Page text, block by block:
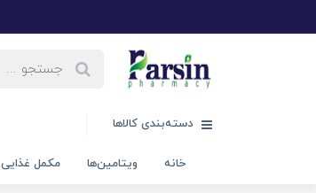
دسته‌بندی کالاها
خانه ویتامین‌ها مکمل غذایی